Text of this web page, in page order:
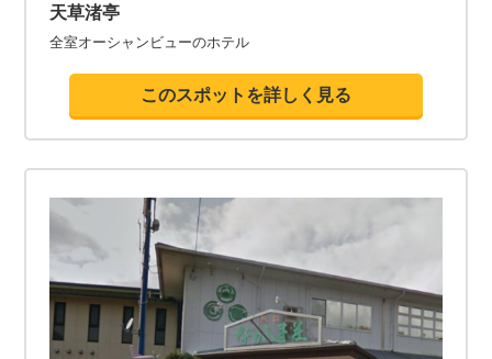
天草渚亭
全室オーシャンビューのホテル
このスポットを詳しく見る